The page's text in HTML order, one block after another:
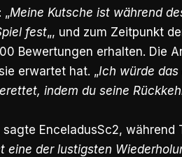
„Meine Kutsche ist während
fest„, und zum Zeitpunkt
Bewertungen erhalten. Die
erwartet hat. „Ich würde das
indem du seine
sagte EnceladusSc2, während
eine der lustigsten